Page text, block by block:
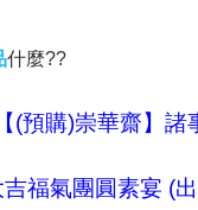
什麼??
【(預購)崇華齋】
吉福氣團圓素宴 (